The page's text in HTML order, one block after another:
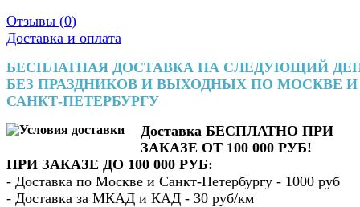
Отзывы (0)
Доставка и оплата
БЕСПЛАТНАЯ ДОСТАВКА НА СЛЕДУЮЩИЙ
БЕЗ ПРАЗДНИКОВ И ВЫХОДНЫХ ПО МОСКВЕ И
САНКТ-ПЕТЕРБУРГУ
Доставка БЕСПЛАТНО ПРИ
ЗАКАЗЕ ОТ 100 000 РУБ!
ПРИ ЗАКАЗЕ ДО 100 000 РУБ:
- Доставка по Москве и Санкт-Петербургу - 1000 руб
- Доставка за МКАД и КАД - 30 руб/км